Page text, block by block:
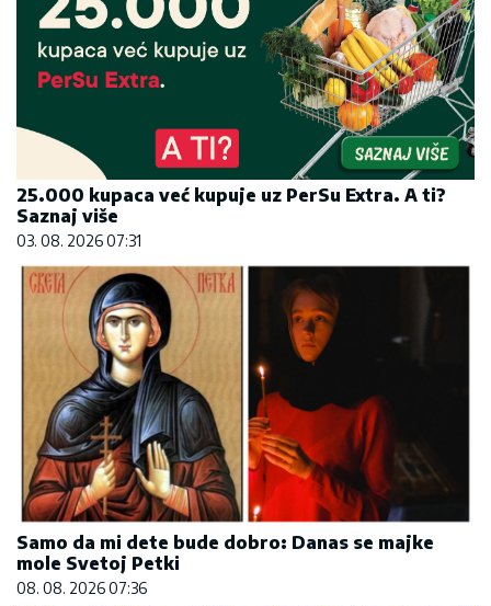
25.000 kupaca već kupuje uz PerSu Extra. A ti?
Saznaj više
03. 08. 2026 07:31
Samo da mi dete bude dobro: Danas se majke
mole Svetoj Petki
08. 08. 2026 07:36